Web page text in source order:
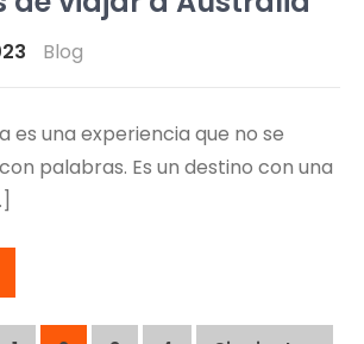
Blog
es una experiencia que no se
palabras. Es un destino con una